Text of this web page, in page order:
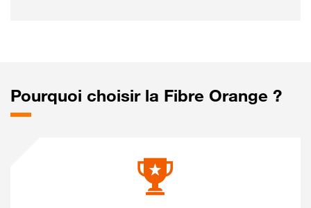
Pourquoi choisir la Fibre Orange ?